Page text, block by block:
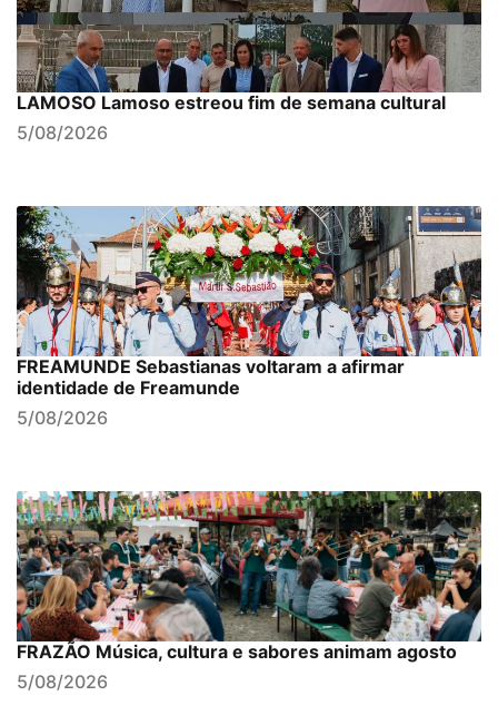
LAMOSO Lamoso estreou fim de semana cultural
5/08/2026
FREAMUNDE Sebastianas voltaram a afirmar
identidade de Freamunde
5/08/2026
FRAZÃO Música, cultura e sabores animam agosto
5/08/2026